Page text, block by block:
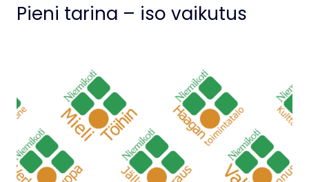
Pieni tarina – iso vaikutus